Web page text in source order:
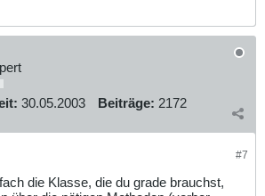
30.05.2003 Beiträge: 2172
#7
die Klasse, die du grade brauchst,